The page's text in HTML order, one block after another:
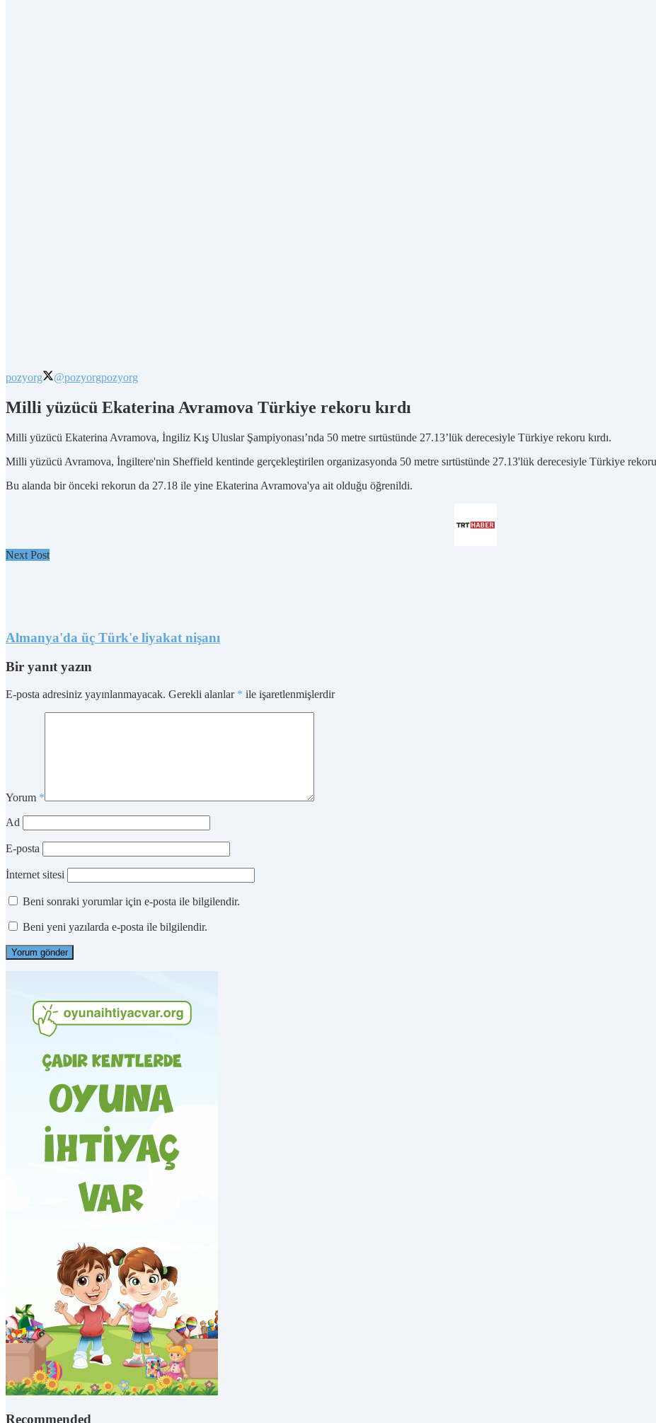
pozyorg @pozyorgpozyorg
Milli yüzücü Ekaterina Avramova Türkiye rekoru kırdı
Milli yüzücü Ekaterina Avramova, İngiliz Kış Uluslar Şampiyonası’nda 50 metre sırtüstünde 27.13’lük derecesiyle Türkiye rekoru kırdı.
Milli yüzücü Avramova, İngiltere'nin Sheffield kentinde gerçekleştirilen organizasyonda 50 metre sırtüstünde 27.13'lük derecesiyle Türkiye
Bu alanda bir önceki rekorun da 27.18 ile yine Ekaterina Avramova'ya ait olduğu öğrenildi.
Next Post
Almanya'da üç Türk'e liyakat nişanı
Bir yanıt yazın
E-posta adresiniz yayınlanmayacak. Gerekli alanlar * ile işaretlenmişlerdir
Yorum *
Ad
E-posta
İnternet sitesi
Beni sonraki yorumlar için e-posta ile bilgilendir.
Beni yeni yazılarda e-posta ile bilgilendir.
Recommended